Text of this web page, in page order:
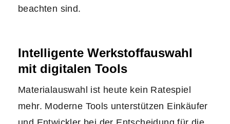
beachten sind.
Intelligente Werkstoffauswahl
mit digitalen Tools
Materialauswahl ist heute kein Ratespiel
mehr. Moderne Tools unterstützen Einkäufer